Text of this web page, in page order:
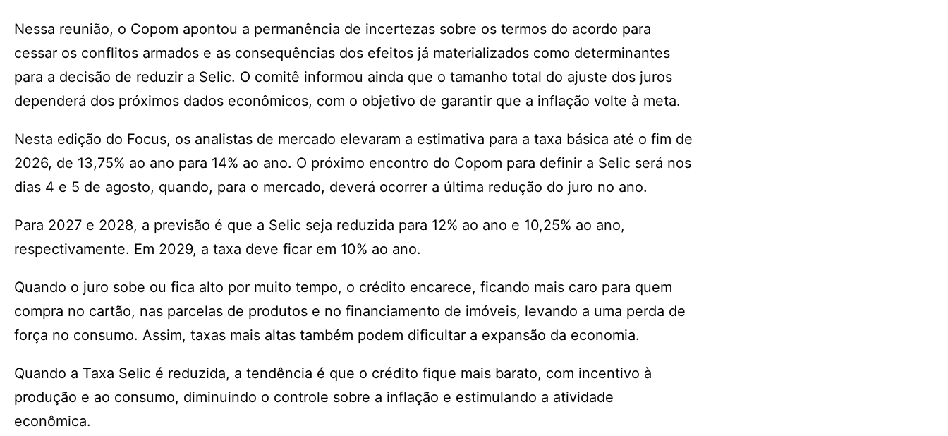
Nessa reunião, o Copom apontou a permanência de incertezas sobre os termos do acordo para
cessar os conflitos armados e as consequências dos efeitos já materializados como determinantes
para a decisão de reduzir a Selic. O comitê informou ainda que o tamanho total do ajuste dos juros
dependerá dos próximos dados econômicos, com o objetivo de garantir que a inflação volte à meta.
Nesta edição do Focus, os analistas de mercado elevaram a estimativa para a taxa básica até o fim de
2026, de 13,75% ao ano para 14% ao ano. O próximo encontro do Copom para definir a Selic será nos
dias 4 e 5 de agosto, quando, para o mercado, deverá ocorrer a última redução do juro no ano.
Para 2027 e 2028, a previsão é que a Selic seja reduzida para 12% ao ano e 10,25% ao ano,
respectivamente. Em 2029, a taxa deve ficar em 10% ao ano.
Quando o juro sobe ou fica alto por muito tempo, o crédito encarece, ficando mais caro para quem
compra no cartão, nas parcelas de produtos e no financiamento de imóveis, levando a uma perda de
força no consumo. Assim, taxas mais altas também podem dificultar a expansão da economia.
Quando a Taxa Selic é reduzida, a tendência é que o crédito fique mais barato, com incentivo à
produção e ao consumo, diminuindo o controle sobre a inflação e estimulando a atividade
econômica.